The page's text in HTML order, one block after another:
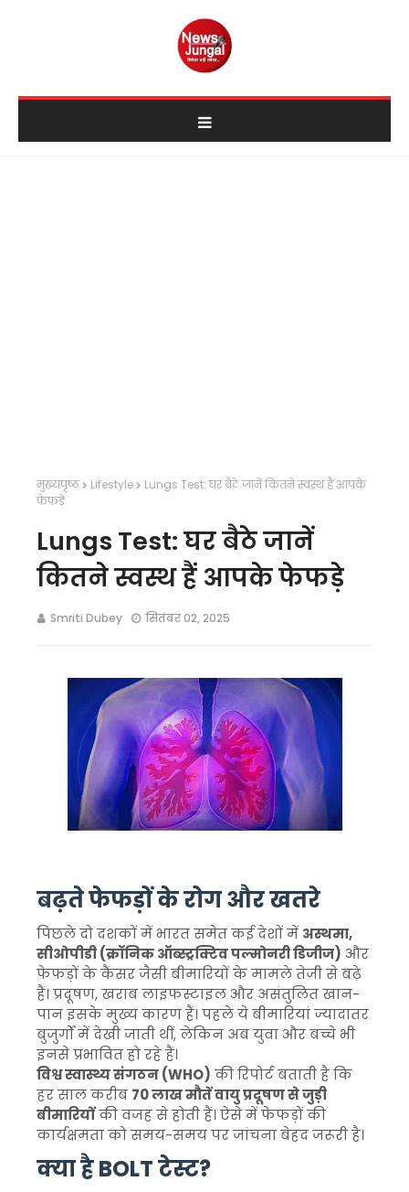
मुख्यपृष्ठ Lifestyle
Lungs Test: घर बैठे जानें कितने स्वस्थ हैं आपके
फेफड़े
Lungs Test: घर बैठे जानें
कितने स्वस्थ हैं आपके फेफड़े
Smriti Dubey सितंबर 02, 2025
बढ़ते फेफड़ों के रोग और खतरे
पिछले दो दशकों में भारत समेत कई देशों में अस्थमा,
सीओपीडी (क्रॉनिक ऑब्स्ट्रक्टिव पल्मोनरी डिजीज) और
फेफड़ों के कैंसर जैसी बीमारियों के मामले तेजी से बढ़े
हैं। प्रदूषण, खराब लाइफस्टाइल और असंतुलित खान-
पान इसके मुख्य कारण हैं। पहले ये बीमारियां ज्यादातर
बुजुर्गों में देखी जाती थीं, लेकिन अब युवा और बच्चे भी
इनसे प्रभावित हो रहे हैं।
विश्व स्वास्थ्य संगठन (WHO) की रिपोर्ट बताती है कि
हर साल करीब 70 लाख मौतें वायु प्रदूषण से जुड़ी
बीमारियोंकी वजह से होती हैं। ऐसे में फेफड़ों की
कार्यक्षमता को समय-समय पर जांचना बेहद जरूरी है।
क्या है BOLT टेस्ट?